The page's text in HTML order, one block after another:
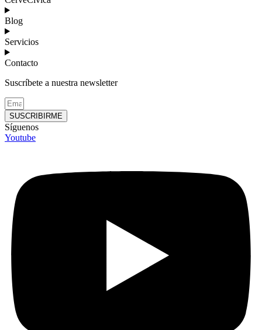
Blog
Servicios
Contacto
Suscríbete a nuestra newsletter
SUSCRIBIRME
Síguenos
Youtube